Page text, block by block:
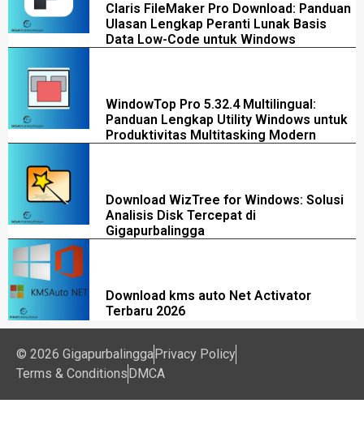
Claris FileMaker Pro Download: Panduan
Ulasan Lengkap Peranti Lunak Basis
Data Low-Code untuk Windows
WindowTop Pro 5.32.4 Multilingual:
Panduan Lengkap Utility Windows untuk
Produktivitas Multitasking Modern
Download WizTree for Windows: Solusi
Analisis Disk Tercepat di
Gigapurbalingga
Download kms auto Net Activator
Terbaru 2026
© 2026 Gigapurbalingga Privacy Policy
Terms & Conditions DMCA